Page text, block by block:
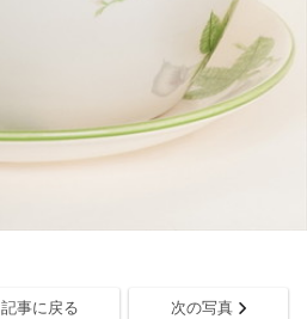
記事に戻る 次の写真